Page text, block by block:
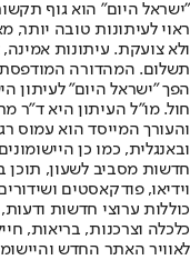
"ישראל היום" הוא גוף
ראוי לעיתונות טובה יותר,
ולא צועקת. עיתונות אמינה,
הפך "ישראל היום" לעיתון
חול. מו"ל העיתון היא ד"ר
והעורך המייסד הוא עמוס
חדשות מסביב לשעון, תוכן
וידיאו, פודקאסטים
כוללות ערוצי חדשות ודעות,
לאוויר האתר החדש